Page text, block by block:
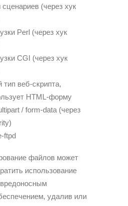
сценариев (через хук
Perl (через хук
CGI (через хук
веб-скрипта,
HTML-форму
/ form-data (через
ftpd
файлов может
использование
удалив или